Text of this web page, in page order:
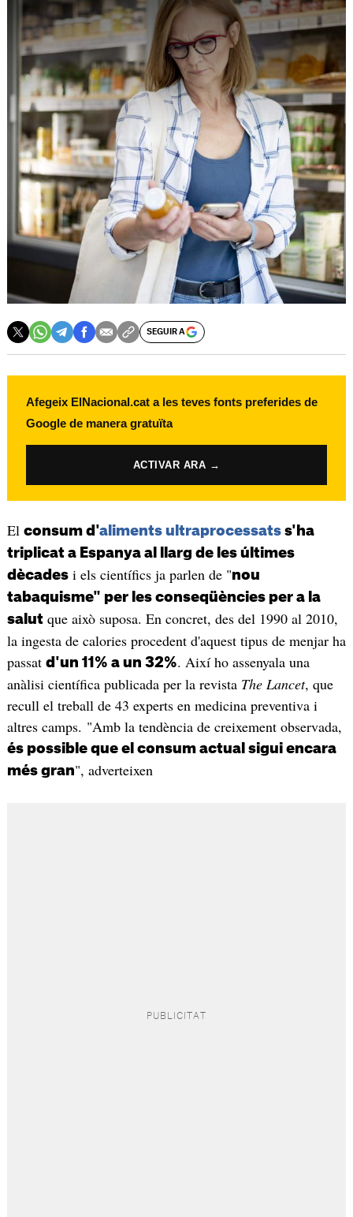
SEGUIR A
Afegeix ElNacional.cat a les teves fonts preferides de
Google de manera gratuïta
ACTIVAR ARA →
El consum d'aliments ultraprocessatss'ha
triplicat a Espanya al llarg de les últimes
dècadesi els científics ja parlen de "nou
tabaquisme" per les conseqüències per a la
salutque això suposa. En concret, des del 1990 al 2010,
la ingesta de calories procedent d'aquest tipus de menjar ha
passat d'un 11% a un 32%. Així ho assenyala una
anàlisi científica publicada per la revista The Lancet, que
recull el treball de 43 experts en medicina preventiva i
altres camps. "Amb la tendència de creixement observada,
és possible que el consum actual sigui encara
més gran", adverteixen